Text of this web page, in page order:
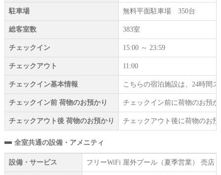
駐車場 無料平面駐車場 350台
総客室数 383室
チェックイン 15:00 ～ 23:59
チェックアウト 11:00
チェックイン基本情報 こちらの宿泊施設は、24時間
チェックイン前 荷物のお預かり チェックイン前に荷物のお預
チェックアウト後 荷物のお預かり チェックアウト後に荷物のお
全室共通の設備・アメニティ
設備・サービス フリーWiFi 屋外プール（夏季営業） 売店